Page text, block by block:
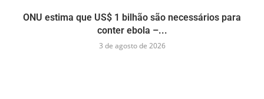
ONU estima que US$ 1 bilhão são necessários para
conter ebola –...
3 de agosto de 2026